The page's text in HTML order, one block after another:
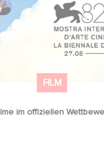
FILM
im offiziellen